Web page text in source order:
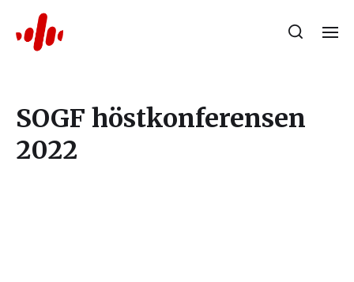
SOGF höstkonferensen
2022